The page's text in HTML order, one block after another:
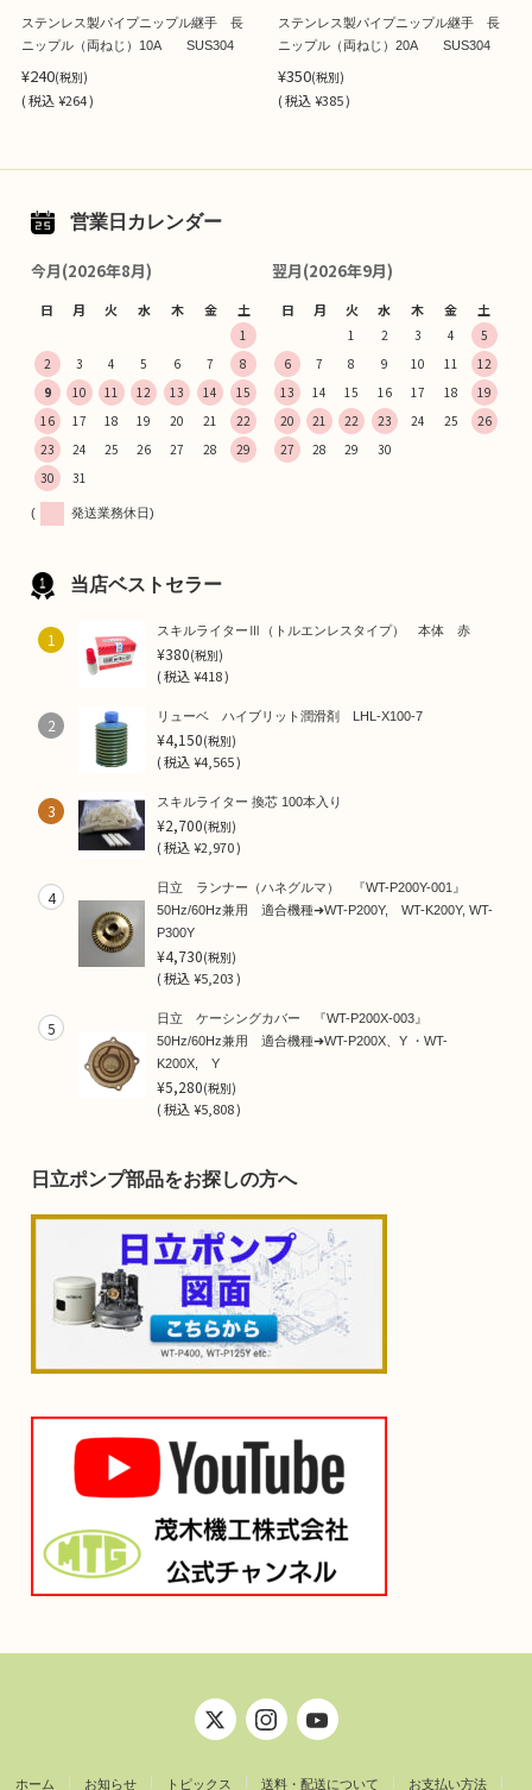
ステンレス製パイプニップル継手 長
ニップル（両ねじ）10A SUS304
¥240(税別)
(税込¥264 )
ステンレス製パイプニップル継手 長
ニップル（両ねじ）20A SUS304
¥350(税別)
(税込 ¥385 )
営業日カレンダー
今月(2026年8月)
日 月 火 水 木 金 土
1
2
3 4 5 6 7
8
9
10 11 12 13 14
15
16
17 18 19 20 21
22
23
24 25 26 27 28
29
30
31
翌月(2026年9月)
日 月 火 水 木 金 土
1 2 3 4
5
6
7 8 9 10 11
12
13
14 15 16 17 18
19
20
21 22 23 24 25
26
27
28 29 30
( 発送業務休日)
当店ベストセラー
1 スキルライターⅢ（トルエンレスタイプ） 本体 赤
¥380(税別)
(税込¥418 )
2 リューベ ハイブリット潤滑剤 LHL-X100-7
¥4,150(税別)
(税込¥4,565 )
3 スキルライター 換芯 100本入り
¥2,700(税別)
(税込¥2,970 )
4
日立 ランナー（ハネグルマ） 『WT-P200Y-001』
50Hz/60Hz兼用 適合機種➜WT-P200Y, WT-K200Y, WT-
P300Y
¥4,730(税別)
(税込¥5,203 )
5
日立 ケーシングカバー 『WT-P200X-003』
50Hz/60Hz兼用 適合機種➜WT-P200X、Y ・WT-
K200X, Y
¥5,280(税別)
(税込¥5,808 )
日立ポンプ部品をお探しの方へ
ホーム お知らせ トピックス 送料・配送について お支払い方法